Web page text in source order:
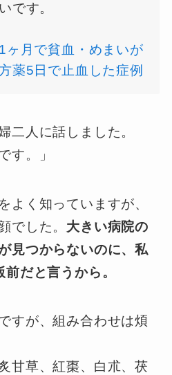
です。
ヶ月で貧血・めまいが
薬5日で止血した症例
二人に話しました。
す。」
よく知っていますが、
でした。 大きい病院の
見つからないのに、私
だと言うから。
すが、組み合わせは煩
甘草、紅棗、白朮、茯